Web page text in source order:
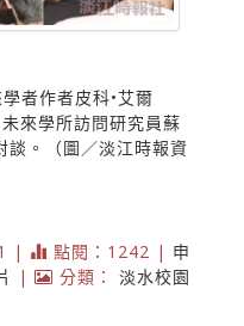
者作者皮科•艾爾
來學所訪問研究員蘇
。（圖／淡江時報資
| 點閱：1242 | 申
| 分類： 淡水校園